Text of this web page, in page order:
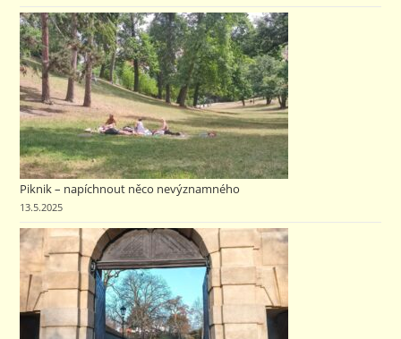
Piknik – napíchnout něco nevýznamného
13.5.2025